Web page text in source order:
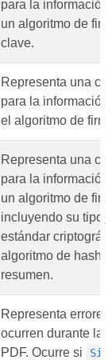
para la información
un algoritmo de
clave.
Representa una
para la información
el algoritmo de
Representa una
para la información
un algoritmo de
incluyendo su tipo,
estándar
algoritmo de hash
resumen.
Representa
ocurren durante la
PDF. Ocurre si